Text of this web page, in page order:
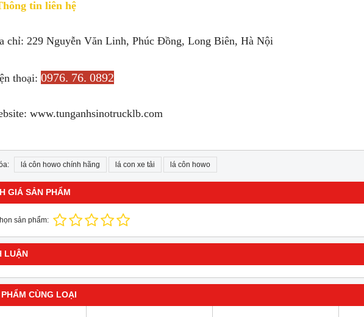
tin liên hệ
chỉ: 229 Nguyễn Văn Linh, Phúc Đồng, Long Biên, Hà Nội
thoại: 0976. 76. 0892
www.tunganhsinotrucklb.com
lá côn howo chính hãng lá con xe tải lá côn howo
GIÁ SẢN PHẨM
sản phẩm:
LUẬN
CÙNG LOẠI